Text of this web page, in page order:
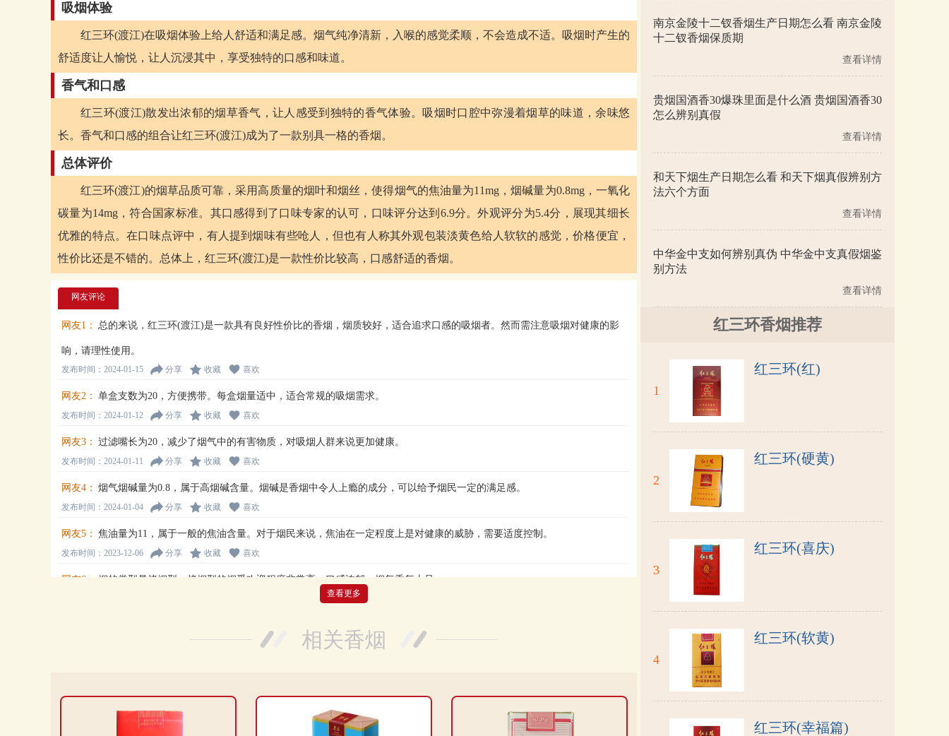
吸烟体验
红三环(渡江)在吸烟体验上给人舒适和满足感。烟气纯净清新，入喉的感觉柔顺，不会造成不适。吸烟时产生的
舒适度让人愉悦，让人沉浸其中，享受独特的口感和味道。
香气和口感
红三环(渡江)散发出浓郁的烟草香气，让人感受到独特的香气体验。吸烟时口腔中弥漫着烟草的味道，余味悠
长。香气和口感的组合让红三环(渡江)成为了一款别具一格的香烟。
总体评价
红三环(渡江)的烟草品质可靠，采用高质量的烟叶和烟丝，使得烟气的焦油量为11mg，烟碱量为0.8mg，一氧化
碳量为14mg，符合国家标准。其口感得到了口味专家的认可，口味评分达到6.9分。外观评分为5.4分，展现其细长
优雅的特点。在口味点评中，有人提到烟味有些呛人，但也有人称其外观包装淡黄色给人软软的感觉，价格便宜，
性价比还是不错的。总体上，红三环(渡江)是一款性价比较高，口感舒适的香烟。
网友评论
网友1： 总的来说，红三环(渡江)是一款具有良好性价比的香烟，烟质较好，适合追求口感的吸烟者。然而需注意吸烟对健康的影
响，请理性使用。
发布时间：2024-01-15 分享 收藏 喜欢
网友2： 单盒支数为20，方便携带。每盒烟量适中，适合常规的吸烟需求。
发布时间：2024-01-12 分享 收藏 喜欢
网友3： 过滤嘴长为20，减少了烟气中的有害物质，对吸烟人群来说更加健康。
发布时间：2024-01-11 分享 收藏 喜欢
网友4： 烟气烟碱量为0.8，属于高烟碱含量。烟碱是香烟中令人上瘾的成分，可以给予烟民一定的满足感。
发布时间：2024-01-04 分享 收藏 喜欢
网友5： 焦油量为11，属于一般的焦油含量。对于烟民来说，焦油在一定程度上是对健康的威胁，需要适度控制。
发布时间：2023-12-06 分享 收藏 喜欢
网友6： 烟的类型是烤烟型，烤烟型的烟受欢迎程度非常高。口感浓郁，烟气香气十足。
查看更多
相关香烟
南京金陵十二钗香烟生产日期怎么看 南京金陵
十二钗香烟保质期
查看详情
贵烟国酒香30爆珠里面是什么酒 贵烟国酒香30
怎么辨别真假
查看详情
和天下烟生产日期怎么看 和天下烟真假辨别方
法六个方面
查看详情
中华金中支如何辨别真伪 中华金中支真假烟鉴
别方法
查看详情
红三环香烟推荐
1
红三环(红)
2
红三环(硬黄)
3
红三环(喜庆)
4
红三环(软黄)
红三环(幸福篇)